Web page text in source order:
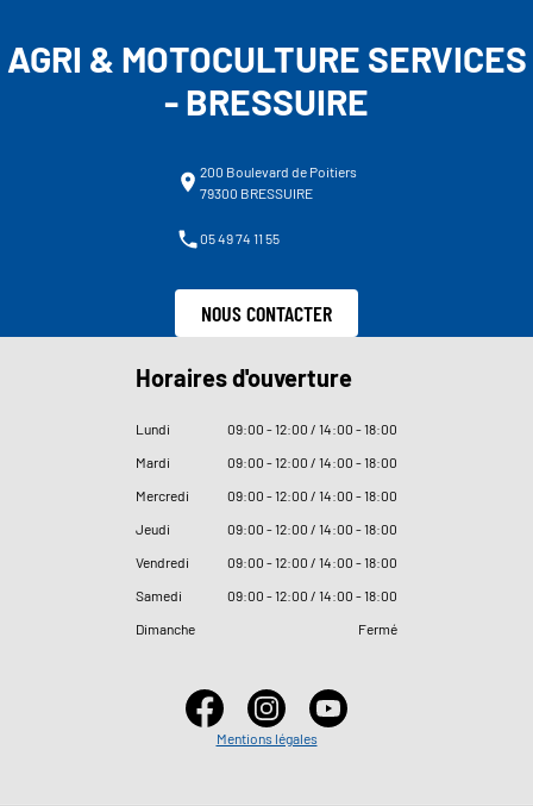
AGRI & MOTOCULTURE SERVICES
- BRESSUIRE
200 Boulevard de Poitiers
79300 BRESSUIRE
05 49 74 11 55
NOUS CONTACTER
Horaires d'ouverture
Lundi 09:00 - 12:00 / 14:00 - 18:00
Mardi
09:00 - 12:00 / 14:00 - 18:00
Mercredi
09:00 - 12:00 / 14:00 - 18:00
Jeudi
09:00 - 12:00 / 14:00 - 18:00
Vendredi
09:00 - 12:00 / 14:00 - 18:00
Samedi
09:00 - 12:00 / 14:00 - 18:00
Dimanche
Fermé
Mentions légales